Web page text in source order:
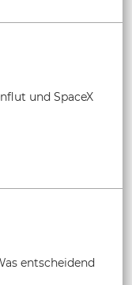
und SpaceX
entscheidend